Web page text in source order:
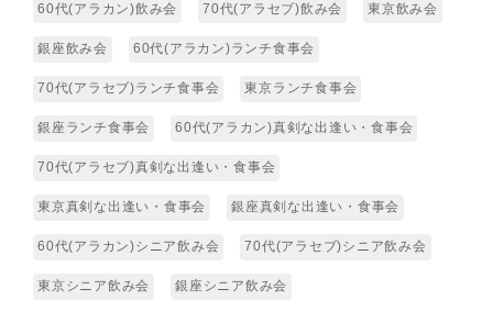
60代(アラカン)飲み会 70代(アラセブ)飲み会 東京飲み会
銀座飲み会 60代(アラカン)ランチ食事会
70代(アラセブ)ランチ食事会 東京ランチ食事会
銀座ランチ食事会 60代(アラカン)真剣な出逢い・食事会
70代(アラセブ)真剣な出逢い・食事会
東京真剣な出逢い・食事会 銀座真剣な出逢い・食事会
60代(アラカン)シニア飲み会 70代(アラセブ)シニア飲み会
東京シニア飲み会 銀座シニア飲み会